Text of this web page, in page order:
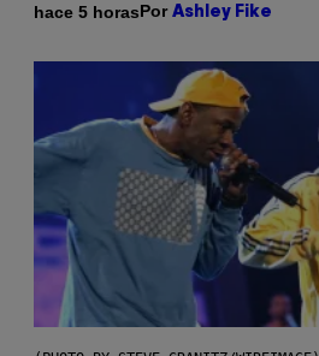
hace 5 horasPor Ashley Fike